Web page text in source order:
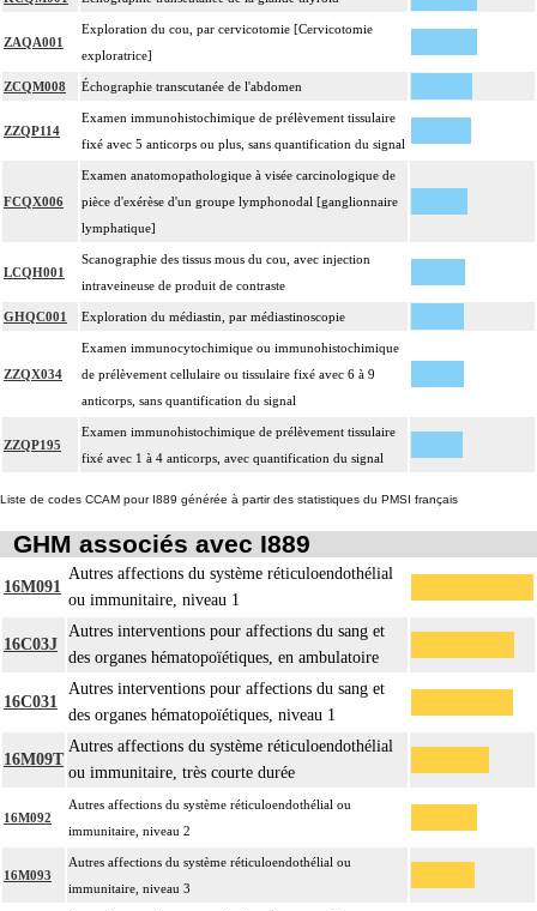
ZAQA001
Exploration du cou, par cervicotomie [Cervicotomie
exploratrice]
ZCQM008 Échographie transcutanée de l'abdomen
ZZQP114
Examen immunohistochimique de prélèvement tissulaire
fixé avec 5 anticorps ou plus, sans quantification du signal
FCQX006
Examen anatomopathologique à visée carcinologique de
pièce d'exérèse d'un groupe lymphonodal [ganglionnaire
lymphatique]
LCQH001
Scanographie des tissus mous du cou, avec injection
intraveineuse de produit de contraste
GHQC001 Exploration du médiastin, par médiastinoscopie
ZZQX034
Examen immunocytochimique ou immunohistochimique
de prélèvement cellulaire ou tissulaire fixé avec 6 à 9
anticorps, sans quantification du signal
ZZQP195
Examen immunohistochimique de prélèvement tissulaire
fixé avec 1 à 4 anticorps, avec quantification du signal
Liste de codes CCAM pour I889 générée à partir des statistiques du PMSI français
GHM associés avec I889
16M091
Autres affections du système réticuloendothélial
ou immunitaire, niveau 1
16C03J
Autres interventions pour affections du sang et
des organes hématopoïétiques, en ambulatoire
16C031
Autres interventions pour affections du sang et
des organes hématopoïétiques, niveau 1
16M09T
Autres affections du système réticuloendothélial
ou immunitaire, très courte durée
16M092
Autres affections du système réticuloendothélial ou
immunitaire, niveau 2
16M093
Autres affections du système réticuloendothélial ou
immunitaire, niveau 3